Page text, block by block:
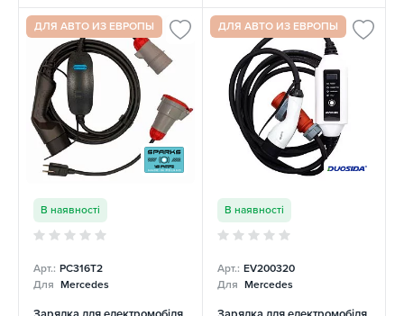
ДЛЯ АВТО ИЗ ЕВРОПЫ
В наявності
Арт.: PC316T2
Для Mercedes
ДЛЯ АВТО ИЗ ЕВРОПЫ
В наявності
Арт.: EV200320
Для Mercedes